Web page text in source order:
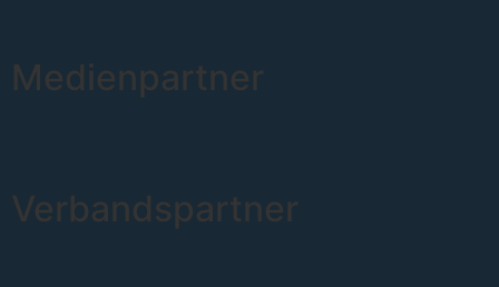
Medienpartner
Verbandspartner